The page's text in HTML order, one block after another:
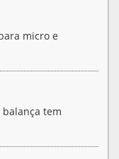
micro e
balança tem